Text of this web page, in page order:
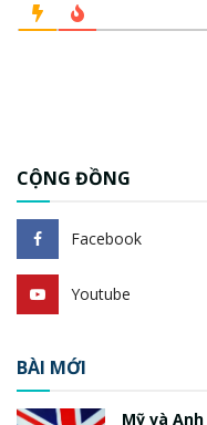
CỘNG ĐỒNG
Facebook
Youtube
BÀI MỚI
Mỹ và